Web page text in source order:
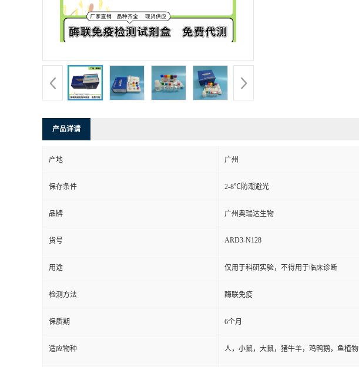
产品详请
产地 广州
保存条件 2-8℃防潮避光
品牌 广州奥瑞达生物
货号 ARD3-N128
用途 仅用于科研实验，不得用于临床诊断
检测方法 酶联免疫
保质期 6个月
适应物种 人，小鼠，大鼠，猪牛羊，鸡鸭鹅，鱼植物